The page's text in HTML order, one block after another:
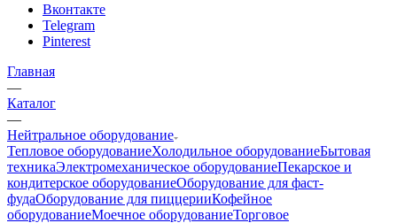
Вконтакте
Telegram
Pinterest
Главная
—
Каталог
—
Нейтральное оборудование
Тепловое оборудованиеХолодильное оборудованиеБытовая
техникаЭлектромеханическое оборудованиеПекарское и
кондитерское оборудованиеОборудование для фаст-
фудаОборудование для пиццерииКофейное
оборудованиеМоечное оборудованиеТорговое